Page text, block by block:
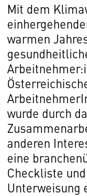
Mit dem
warmen
wurde durch
anderen
eine
Checkliste
Unterweisung